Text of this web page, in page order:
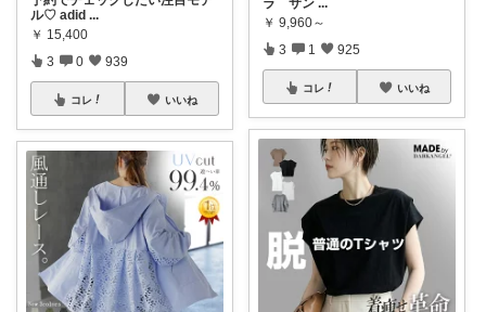
ル♡ adid ...
￥ 15,400
3 0 939
コレ いいね
￥ 9,960～
3 1 925
コレ いいね